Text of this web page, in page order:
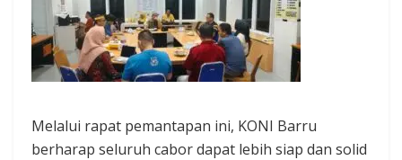
Melalui rapat pemantapan ini, KONI Barru
berharap seluruh cabor dapat lebih siap dan solid